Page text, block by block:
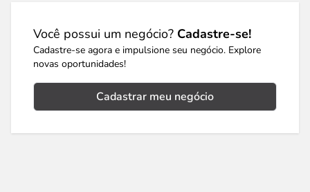
Você possui um negócio? Cadastre-se!
Cadastre-se agora e impulsione seu negócio. Explore
novas oportunidades!
Cadastrar meu negócio